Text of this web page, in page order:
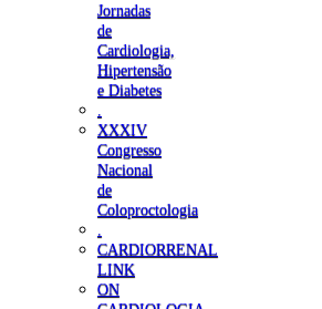
Jornadas
de
Cardiologia,
Hipertensão
e Diabetes
XXXIV
Congresso
Nacional
de
Coloproctologia
CARDIORRENAL
LINK
ON